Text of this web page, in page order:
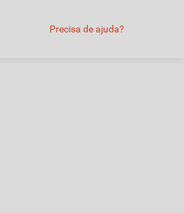
Precisa de ajuda?